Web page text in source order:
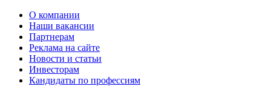
О компании
Наши вакансии
Партнерам
Реклама на сайте
Новости и статьи
Инвесторам
Кандидаты по профессиям